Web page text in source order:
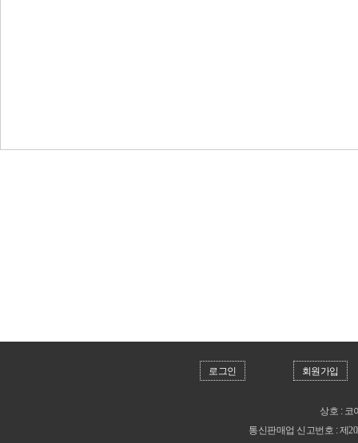
로그인 회원가입
상호 : 코
통신판매업 신고번호 :제